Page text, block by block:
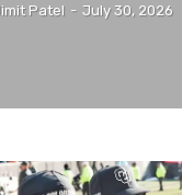
Patel - July 30, 2026